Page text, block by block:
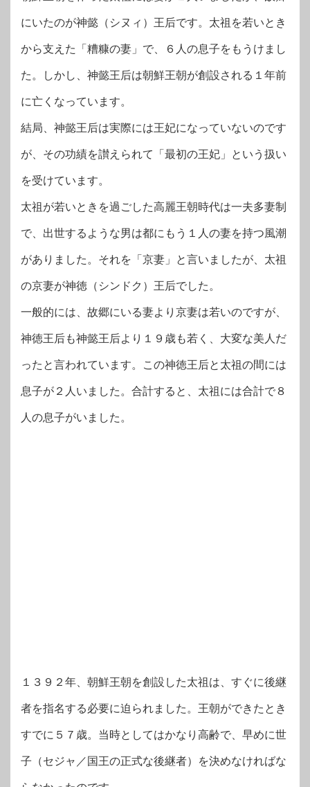
にいたのが神懿（シヌィ）王后です。太祖を若いとき
から支えた「糟糠の妻」で、６人の息子をもうけまし
た。しかし、神懿王后は朝鮮王朝が創設される１年前
に亡くなっています。
結局、神懿王后は実際には王妃になっていないのです
が、その功績を讃えられて「最初の王妃」という扱い
を受けています。
太祖が若いときを過ごした高麗王朝時代は一夫多妻制
で、出世するような男は都にもう１人の妻を持つ風潮
がありました。それを「京妻」と言いましたが、太祖
の京妻が神徳（シンドク）王后でした。
一般的には、故郷にいる妻より京妻は若いのですが、
神徳王后も神懿王后より１９歳も若く、大変な美人だ
ったと言われています。この神徳王后と太祖の間には
息子が２人いました。合計すると、太祖には合計で８
人の息子がいました。
１３９２年、朝鮮王朝を創設した太祖は、すぐに後継
者を指名する必要に迫られました。王朝ができたとき
すでに５７歳。当時としてはかなり高齢で、早めに世
子（セジャ／国王の正式な後継者）を決めなければな